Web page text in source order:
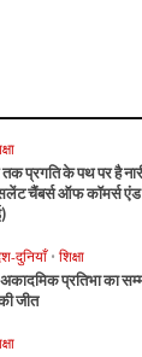
तक प्रगति के पथ पर है
चैंबर्स ऑफ कॉमर्स एंड
दुनियाँ • शिक्षा
प्रतिभा का
की जीत